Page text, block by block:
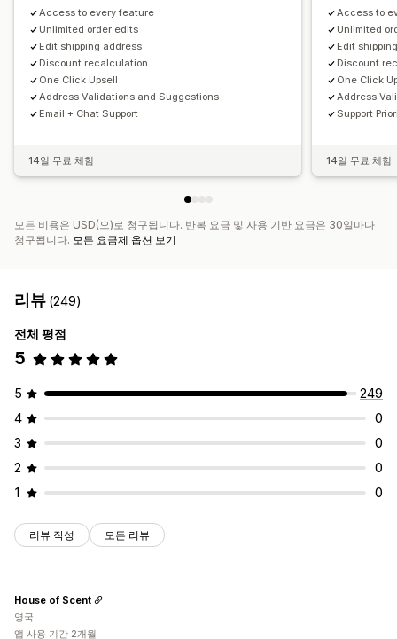
전환율 추천 실적 최적화 제안
Access to every feature
Unlimited order edits
Edit shipping address
Discount recalculation
One Click Upsell
Address Validations and Suggestions
Email + Chat Support
14일 무료 체험
Access to
Unlimited
Edit
Discount
One Click
Address
Support
14일 무료 체험
모든 비용은 USD(으)로 청구됩니다. 반복 요금 및 사용 기반 요금은 30일마다
청구됩니다. 모든 요금제 옵션 보기
리뷰 (249)
전체 평점
5
5
249
4
0
3
0
2
0
1
0
리뷰 작성 모든 리뷰
House of Scent
영국
앱 사용 기간 2개월